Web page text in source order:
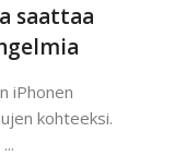
saattaa
iPhonen
kohteeksi.